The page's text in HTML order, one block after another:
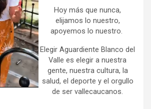
Hoy más que nunca,
elijamos lo nuestro,
apoyemos lo nuestro.
Elegir Aguardiente Blanco del
Valle es elegir a nuestra
gente, nuestra cultura, la
salud, el deporte y el orgullo
de ser vallecaucanos.